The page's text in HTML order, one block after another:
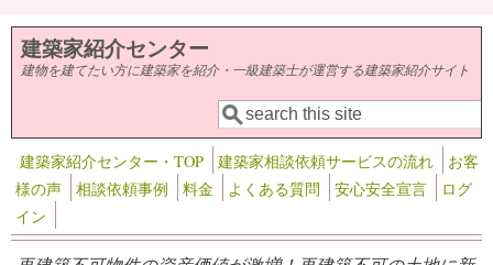
メインコンテンツに移動
建築家紹介センター
建物を建てたい方に建築家を紹介・一級建築士が運営する建築家紹介サイト
検索フォーム
検索
建築家紹介センター・TOP 建築家相談依頼サービスの流れ
お客
様の声
相談依頼事例 料金 よくある質問 安心安全宣言
ログ
イン